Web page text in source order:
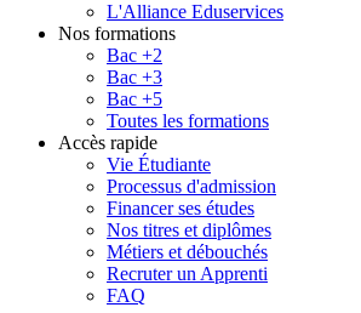
L'Alliance Eduservices
Nos formations
Bac +2
Bac +3
Bac +5
Toutes les formations
Accès rapide
Vie Étudiante
Processus d'admission
Financer ses études
Nos titres et diplômes
Métiers et débouchés
Recruter un Apprenti
FAQ